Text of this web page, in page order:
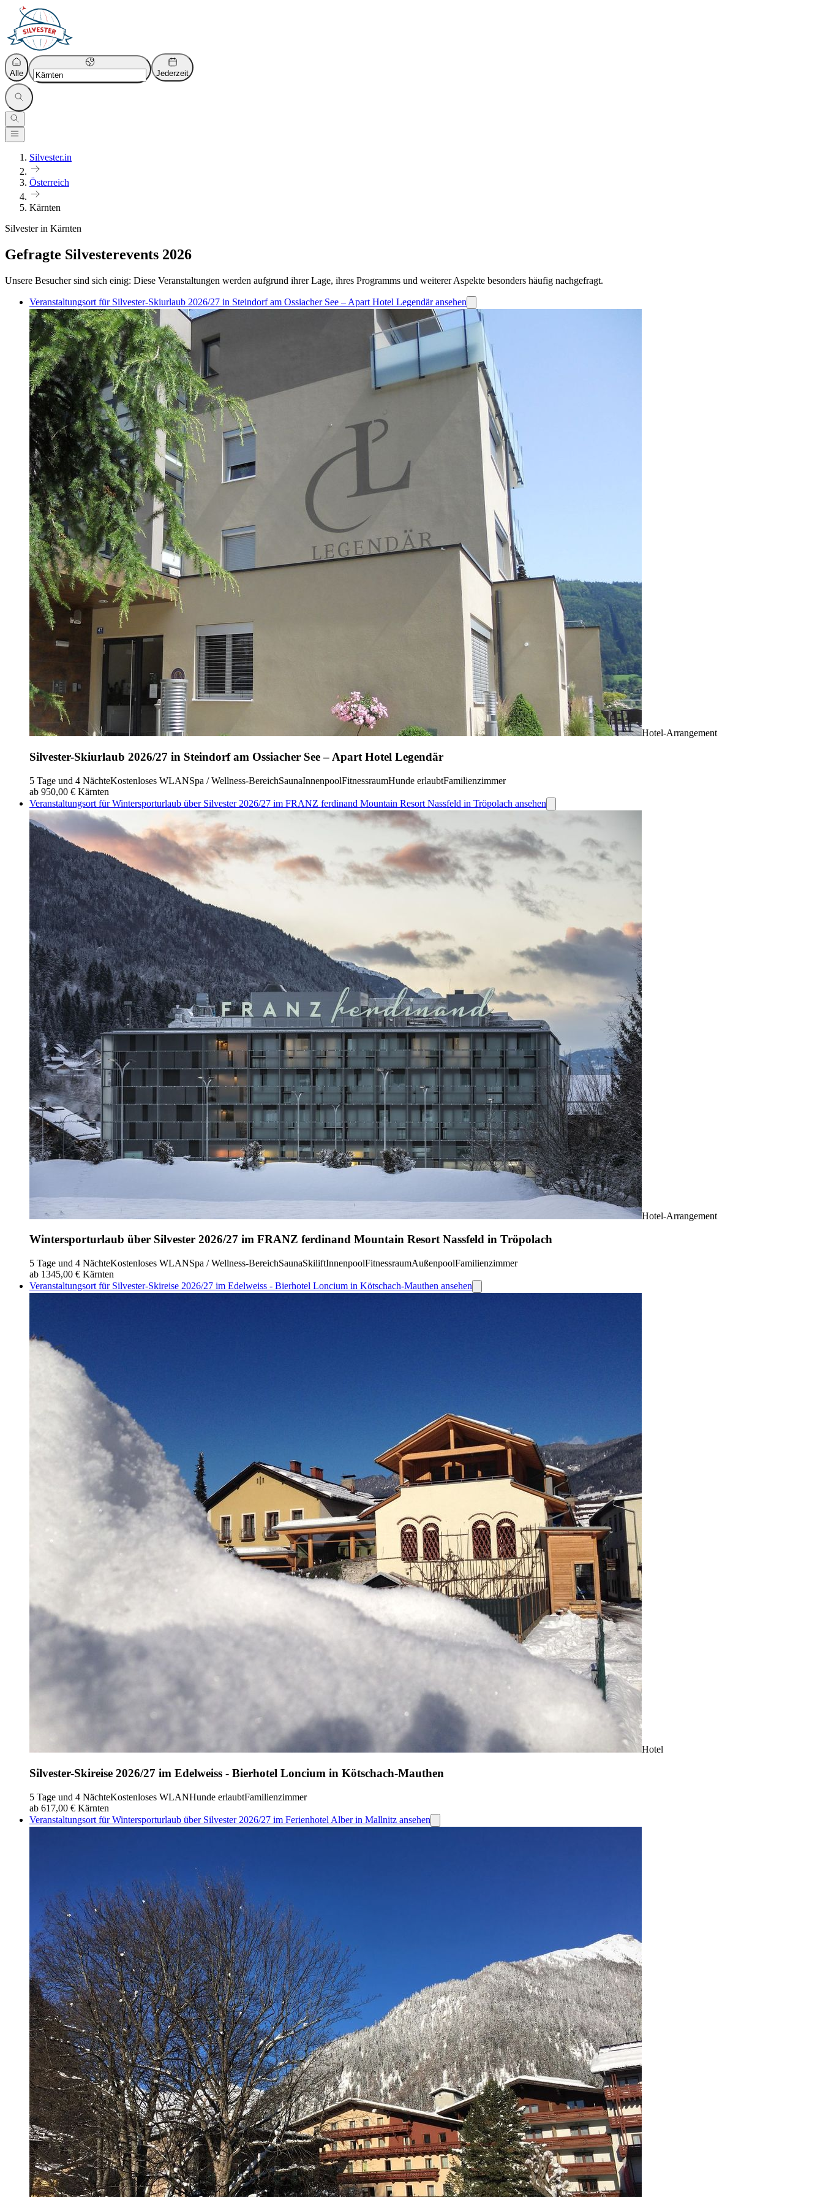
Alle Jederzeit
Silvester.in
Österreich
Kärnten
Silvester in Kärnten
Gefragte Silvesterevents 2026
Unsere Besucher sind sich einig: Diese Veranstaltungen werden aufgrund ihrer Lage, ihres Programms und weiterer Aspekte besonders häufig nachgefragt.
Veranstaltungsort für Silvester-Skiurlaub 2026/27 in Steindorf am Ossiacher See – Apart Hotel Legendär ansehen
Hotel-Arrangement
Silvester-Skiurlaub 2026/27 in Steindorf am Ossiacher See – Apart Hotel Legendär
5 Tage und 4 NächteKostenloses WLANSpa / Wellness-BereichSaunaInnenpoolFitnessraumHunde erlaubtFamilienzimmer
ab 950,00 € Kärnten
Veranstaltungsort für Wintersporturlaub über Silvester 2026/27 im FRANZ ferdinand Mountain Resort Nassfeld in Tröpolach ansehen
Hotel-Arrangement
Wintersporturlaub über Silvester 2026/27 im FRANZ ferdinand Mountain Resort Nassfeld in Tröpolach
5 Tage und 4 NächteKostenloses WLANSpa / Wellness-BereichSaunaSkiliftInnenpoolFitnessraumAußenpoolFamilienzimmer
ab 1345,00 € Kärnten
Veranstaltungsort für Silvester-Skireise 2026/27 im Edelweiss - Bierhotel Loncium in Kötschach-Mauthen ansehen
Hotel
Silvester-Skireise 2026/27 im Edelweiss - Bierhotel Loncium in Kötschach-Mauthen
5 Tage und 4 NächteKostenloses WLANHunde erlaubtFamilienzimmer
ab 617,00 € Kärnten
Veranstaltungsort für Wintersporturlaub über Silvester 2026/27 im Ferienhotel Alber in Mallnitz ansehen